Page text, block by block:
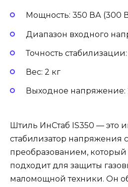
Мощность: 350 ВА (300
Диапазон входного
Точность стабилизации:
Вес: 2 кг
Выходное напряжение:
Штиль ИнСтаб IS350 — это
стабилизатор напряжения
преобразованием,
подходит для защиты
маломощной техники. Он